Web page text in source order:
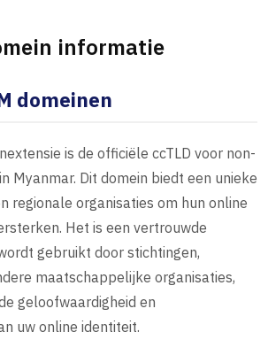
informatie
domeinen
is de officiële ccTLD voor non-
Myanmar. Dit domein biedt een unieke
regionale organisaties om hun online
Het is een vertrouwde
gebruikt door stichtingen,
maatschappelijke organisaties,
geloofwaardigheid en
uw online identiteit.